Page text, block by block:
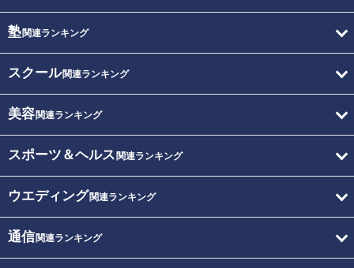
塾関連ランキング
スクール関連ランキング
美容関連ランキング
スポーツ＆ヘルス 関連ランキング
ウエディング関連ランキング
通信関連ランキング